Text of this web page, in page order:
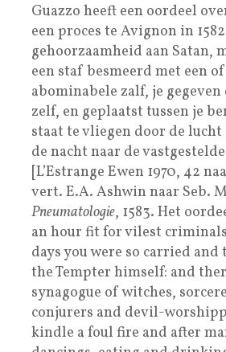
Guazzo heeft een oordeel
een proces te Avignon in
gehoorzaamheid aan Satan,
een staf besmeerd met een
abominabele zalf, je
zelf, en geplaatst tussen je
staat te vliegen door de
de nacht naar de vastgestelde
[L’Estrange Ewen 1970, 42
vert. E.A. Ashwin naar Seb.
Pneumatologie, 1583. Het
an hour fit for vilest
days you were so carried
the Tempter himself: and
synagogue of witches,
conjurers and devil-
kindle a foul fire and after